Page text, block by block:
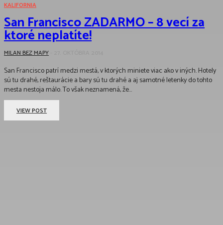
KALIFORNIA
San Francisco ZADARMO – 8 vecí za
ktoré neplatíte!
MILAN BEZ MAPY
San Francisco patrí medzi mestá, v ktorých miniete viac ako v iných. Hotely
sú tu drahé, reštaurácie a bary sú tu drahé a aj samotné letenky do tohto
mesta nestoja málo. To však neznamená, že...
VIEW POST